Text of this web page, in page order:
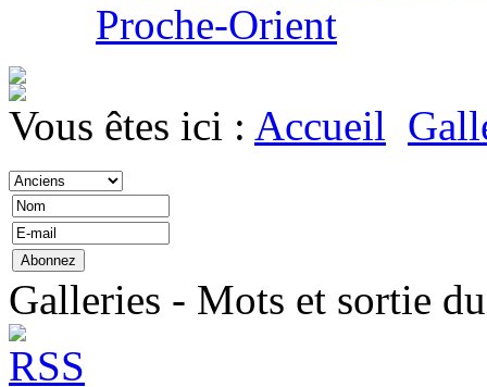
Proche-Orient
Vous êtes ici : Accueil
Galleries - Mots et sortie